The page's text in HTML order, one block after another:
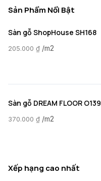
Sản Phẩm Nổi Bật
Sàn gỗ ShopHouse SH168
205.000 ₫ /m2
Sàn gỗ DREAM FLOOR O139
370.000 ₫ /m2
Xếp hạng cao nhất